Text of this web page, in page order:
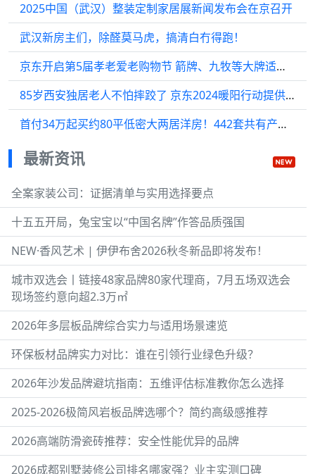
2025中国（武汉）整装定制家居展新闻发布会在京召开
武汉新房主们，除醛莫马虎，搞清白冇得跑！
京东开启第5届孝老爱老购物节 箭牌、九牧等大牌适老产品至高享7折
85岁西安独居老人不怕摔跤了 京东2024暖阳行动提供一站式适老改造方案
首付34万起买约80平低密大两居洋房！442套共有产权房全城可申！
最新资讯
全案家装公司：证据清单与实用选择要点
十五五开局，兔宝宝以“中国名牌”作答品质强国
NEW·香风艺术 | 伊伊布舍2026秋冬新品即将发布！
城市双选会丨链接48家品牌80家代理商，7月五场双选会
现场签约意向超2.3万㎡
2026年多层板品牌综合实力与适用场景速览
环保板材品牌实力对比：谁在引领行业绿色升级？
2026年沙发品牌避坑指南：五维评估标准教你怎么选择
2025-2026极简风岩板品牌选哪个？简约高级感推荐
2026高端防滑瓷砖推荐：安全性能优异的品牌
2026成都别墅装修公司排名哪家强？业主实测口碑